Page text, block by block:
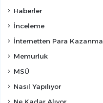
Haberler
İnceleme
İnternetten Para Kazanma
Memurluk
MSÜ
Nasıl Yapılıyor
Ne Kadar Alıyor